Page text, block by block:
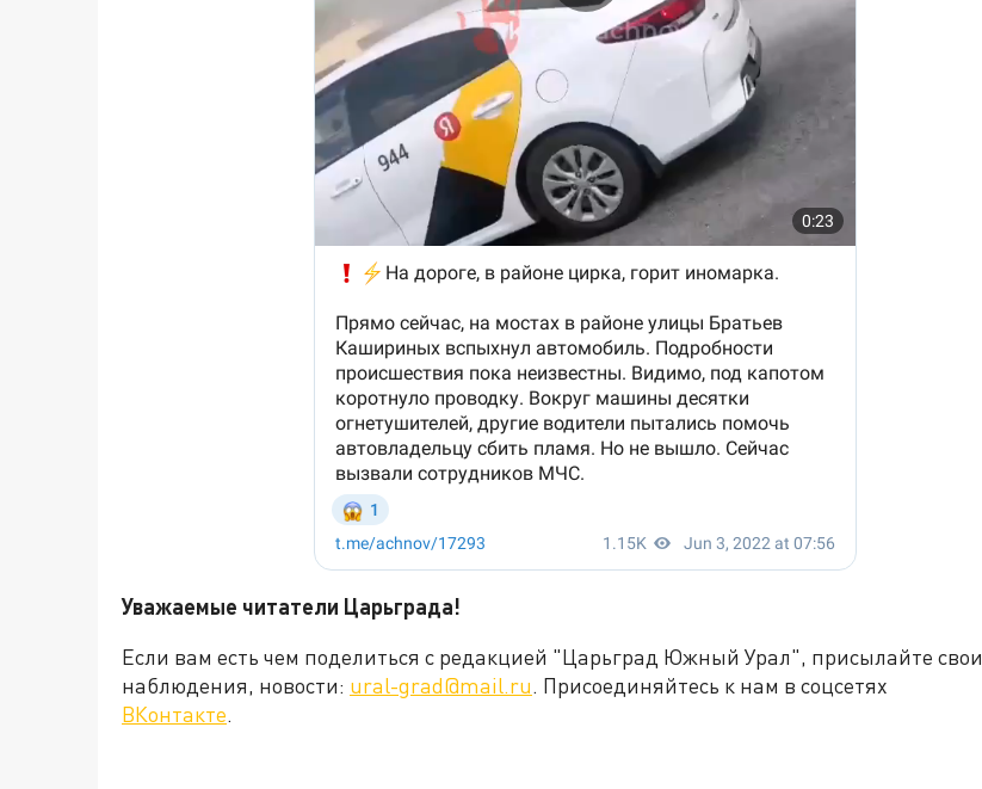
Уважаемые читатели Царьграда!
Если вам есть чем поделиться с редакцией "Царьград Южный Урал", присылайте свои
наблюдения, новости: ural-grad@mail.ru. Присоединяйтесь к нам в соцсетях
ВКонтакте.